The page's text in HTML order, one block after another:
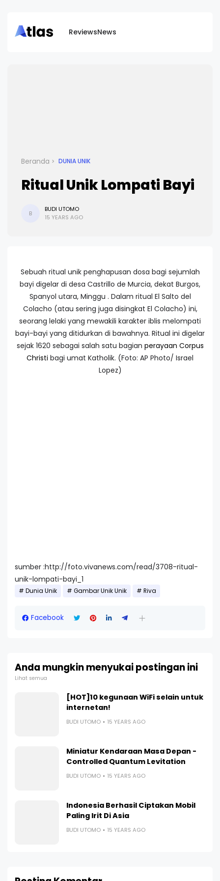
ReviewsNews
Beranda DUNIA UNIK
Ritual Unik Lompati Bayi
B
BUDI UTOMO
15 YEARS AGO
Sebuah ritual unik penghapusan dosa bagi sejumlah
bayi digelar di desa Castrillo de Murcia, dekat Burgos,
Spanyol utara, Minggu . Dalam ritual El Salto del
Colacho (atau sering juga disingkat El Colacho) ini,
seorang lelaki yang mewakili karakter iblis melompati
bayi-bayi yang ditidurkan di bawahnya. Ritual ini digelar
sejak 1620 sebagai salah satu bagian perayaan Corpus
Christi bagi umat Katholik. (Foto: AP Photo/ Israel
Lopez)
sumber :http://foto.vivanews.com/read/3708-ritual-
unik-lompati-bayi_1
Dunia Unik Gambar Unik Unik Riva
Facebook
Anda mungkin menyukai postingan ini
Lihat semua
[HOT]10 kegunaan WiFi selain untuk
internetan!
BUDI UTOMO 15 YEARS AGO
Miniatur Kendaraan Masa Depan -
Controlled Quantum Levitation
BUDI UTOMO 15 YEARS AGO
Indonesia Berhasil Ciptakan Mobil
Paling Irit Di Asia
BUDI UTOMO 15 YEARS AGO